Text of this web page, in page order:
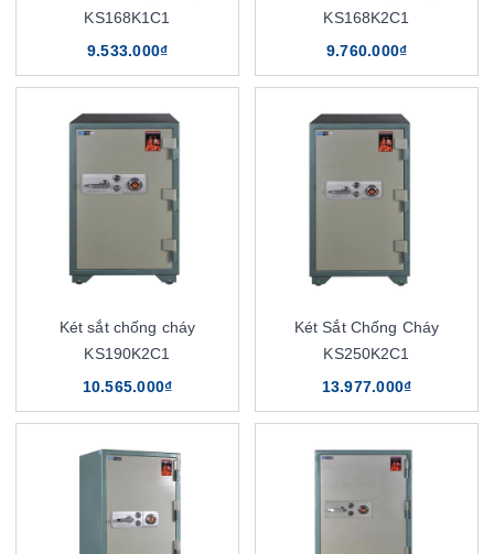
KS168K1C1
9.533.000₫
KS168K2C1
9.760.000₫
Két sắt chống cháy
KS190K2C1
10.565.000₫
Két Sắt Chống Cháy
KS250K2C1
13.977.000₫